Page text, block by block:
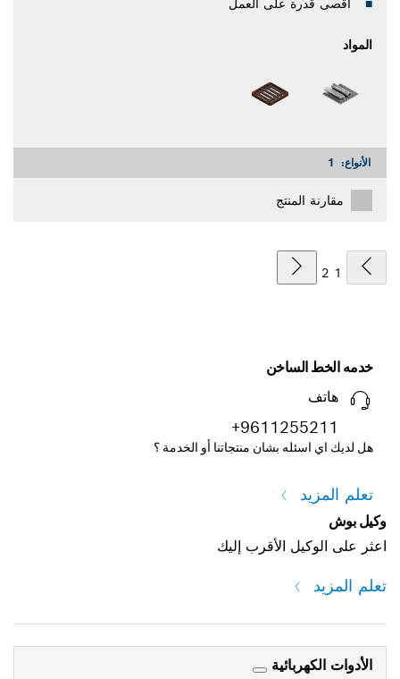
أقصى قدرة على العمل
المواد
الأنواع: 1
مقارنة المنتج
1
2
خدمه الخط الساخن
هاتف
+9611255211
هل لديك اي اسئله بشان منتجاتنا أو الخدمة ؟
تعلم المزيد
وكيل بوش
اعثر على الوكيل الأقرب إليك
تعلم المزيد
الأدوات الكهربائية